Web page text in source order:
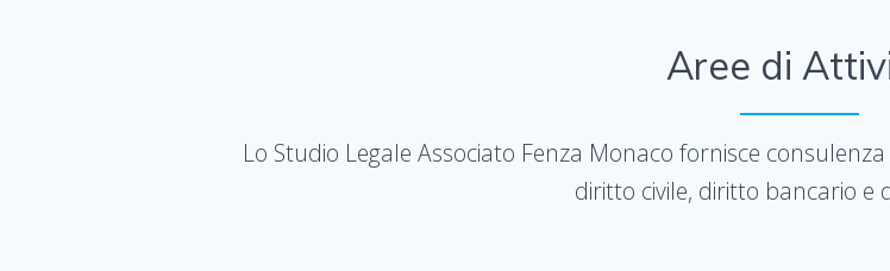
Aree di
Lo Studio Legale Associato Fenza Monaco fornisce
diritto civile, diritto bancario e